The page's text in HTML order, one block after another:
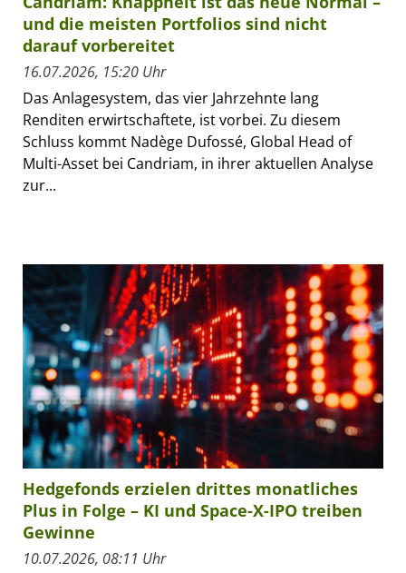
und die meisten Portfolios sind nicht
darauf vorbereitet
16.07.2026, 15:20 Uhr
Das Anlagesystem, das vier Jahrzehnte lang
Renditen erwirtschaftete, ist vorbei. Zu diesem
Schluss kommt Nadège Dufossé, Global Head of
Multi-Asset bei Candriam, in ihrer aktuellen Analyse
zur...
Hedgefonds erzielen drittes monatliches
Plus in Folge – KI und Space-X-IPO treiben
Gewinne
10.07.2026, 08:11 Uhr